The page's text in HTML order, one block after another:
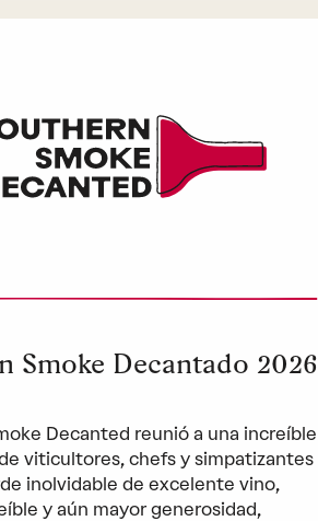
Smoke Decantado 2026
Decanted reunió a una increíble
viticultores, chefs y simpatizantes
inolvidable de excelente vino,
y aún mayor generosidad,